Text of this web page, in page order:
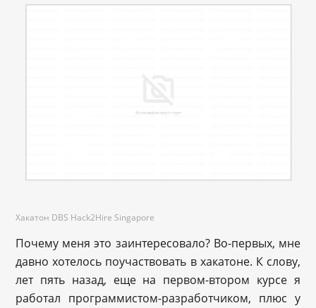
Хакатон DBS Hack2Hire Singapore
Почему меня это заинтересовало? Во-первых, мне
давно хотелось поучаствовать в хакатоне. К слову,
лет пять назад, еще на первом-втором курсе я
работал программистом-разработчиком, плюс у